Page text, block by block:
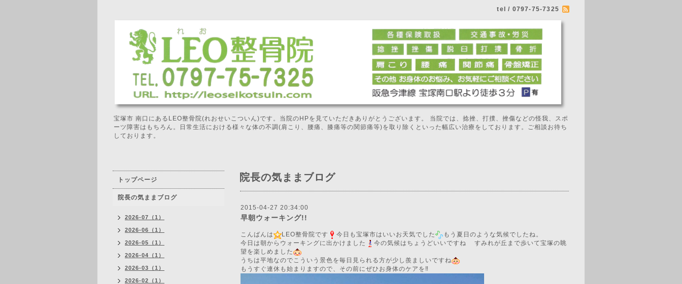
tel / 0797-75-7325
宝塚市 南口にあるLEO整骨院(れおせいこついん)です。当院のHPを見ていただきありがとうございます。 当院では、捻挫、打撲、挫傷などの怪我、スポ
ーツ障害はもちろん。日常生活における様々な体の不調(肩こり、腰痛、膝痛等の関節痛等)を取り除くといった幅広い治療をしております。ご相談お待ち
しております。
院長の気ままブログ
2015-04-27 20:34:00
早朝ウォーキング!!
こんばんは LEO整骨院です 今日も宝塚市はいいお天気でした
もう夏日のような気候でしたね。
今日は朝からウォーキングに出かけました
今の気候はちょうどいいですね
すみれが丘まで歩いて宝塚の眺
望を楽しめました
うちは平地なのでこういう景色を毎日見られる方が少し羨ましいですね
もうすぐ連休も始まりますので、その前にぜひお身体のケアを‼︎
トップページ
院長の気ままブログ
2026-07（1）
2026-06（1）
2026-05（1）
2026-04（1）
2026-03（1）
2026-02（1）